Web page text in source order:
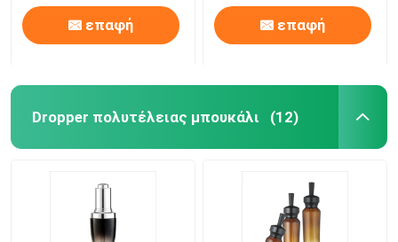
επαφή επαφή
Dropper πολυτέλειας μπουκάλι (12)